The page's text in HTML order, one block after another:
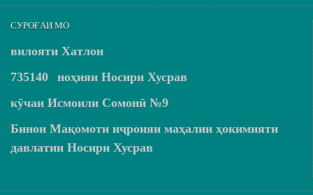
СУРОҒАИ МО
вилояти Хатлон
735140
ноҳияи Носири Хусрав
кӯчаи Исмоили Сомонӣ №9
Бинои Мақомоти иҷроияи маҳалии ҳокимияти
давлатии Носири Хусрав